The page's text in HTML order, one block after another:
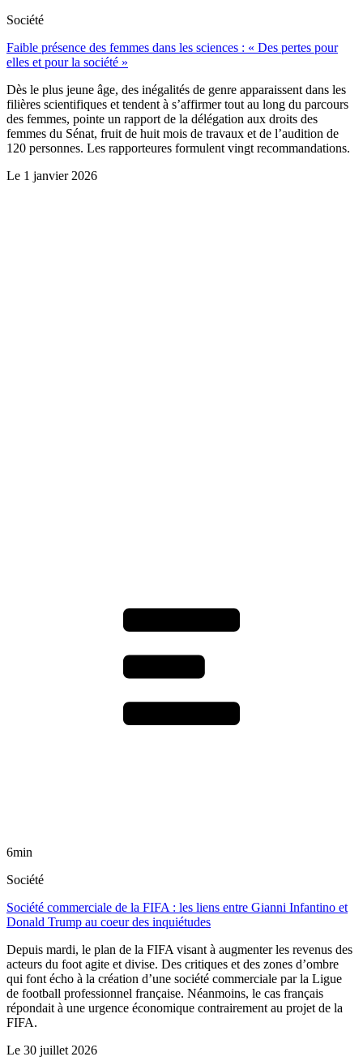
Société
Faible présence des femmes dans les sciences : « Des pertes pour
elles et pour la société »
Dès le plus jeune âge, des inégalités de genre apparaissent dans les
filières scientifiques et tendent à s’affirmer tout au long du parcours
des femmes, pointe un rapport de la délégation aux droits des
femmes du Sénat, fruit de huit mois de travaux et de l’audition de
120 personnes. Les rapporteures formulent vingt recommandations.
Le 1 janvier 2026
6min
Société
Société commerciale de la FIFA : les liens entre Gianni Infantino et
Donald Trump au coeur des inquiétudes
Depuis mardi, le plan de la FIFA visant à augmenter les revenus des
acteurs du foot agite et divise. Des critiques et des zones d’ombre
qui font écho à la création d’une société commerciale par la Ligue
de football professionnel française. Néanmoins, le cas français
répondait à une urgence économique contrairement au projet de la
FIFA.
Le 30 juillet 2026